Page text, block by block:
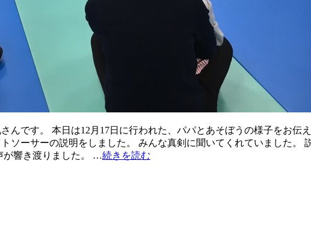
んです。 本日は12月17日に行われた、パパとあそぼうの様子をお伝
ソーサーの説明をしました。 みんな真剣に聞いてくれていました。
が響き渡りました。 …続きを読む